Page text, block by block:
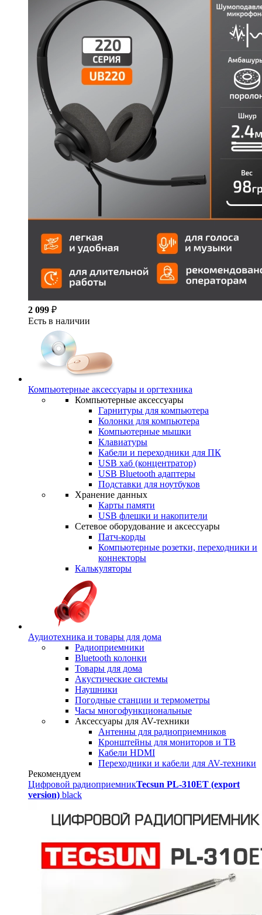
2 099 ₽
Есть в наличии
Компьютерные аксессуары и оргтехника
Компьютерные аксессуары
Гарнитуры для компьютера
Колонки для компьютера
Компьютерные мышки
Клавиатуры
Кабели и переходники для ПК
USB хаб (концентратор)
USB Bluetooth адаптеры
Подставки для ноутбуков
Хранение данных
Карты памяти
USB флешки и накопители
Сетевое оборудование и аксессуары
Патч-корды
Компьютерные розетки, переходники и
коннекторы
Калькуляторы
Аудиотехника и товары для дома
Радиоприемники
Bluetooth колонки
Товары для дома
Акустические системы
Наушники
Погодные станции и термометры
Часы многофункциональные
Аксессуары для AV-техники
Антенны для радиоприемников
Кронштейны для мониторов и ТВ
Кабели HDMI
Переходники и кабели для AV-техники
Рекомендуем
Цифровой радиоприемникTecsun PL-310ET (export
version) black